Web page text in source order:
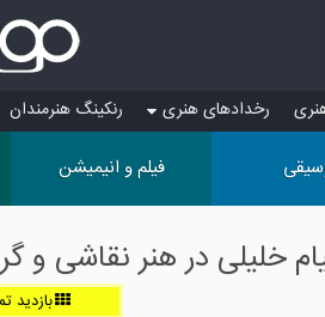
رخدادهای هنری رنکینگ هنرمندان
فیلم و انیمیشن
خلیلی در هنر نقاشی
بازدید